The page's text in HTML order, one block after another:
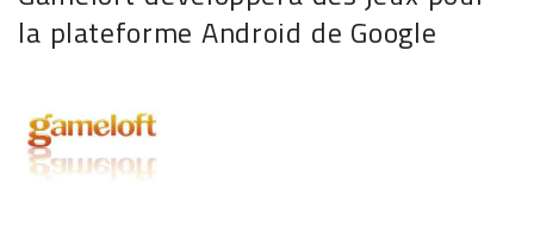
la plateforme Android de Google